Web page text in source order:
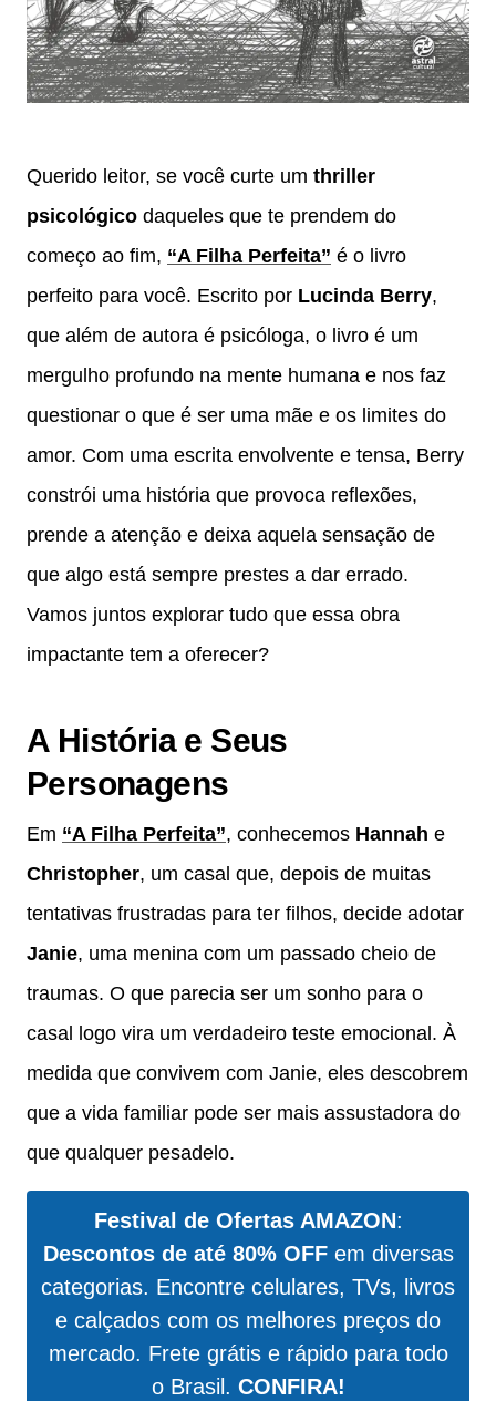
Querido leitor, se você curte um thriller
psicológico daqueles que te prendem do
começo ao fim, “A Filha Perfeita” é o livro
perfeito para você. Escrito por Lucinda Berry,
que além de autora é psicóloga, o livro é um
mergulho profundo na mente humana e nos faz
questionar o que é ser uma mãe e os limites do
amor. Com uma escrita envolvente e tensa, Berry
constrói uma história que provoca reflexões,
prende a atenção e deixa aquela sensação de
que algo está sempre prestes a dar errado.
Vamos juntos explorar tudo que essa obra
impactante tem a oferecer?
A História e Seus
Personagens
Em “A Filha Perfeita”, conhecemos Hannah e
Christopher, um casal que, depois de muitas
tentativas frustradas para ter filhos, decide adotar
Janie, uma menina com um passado cheio de
traumas. O que parecia ser um sonho para o
casal logo vira um verdadeiro teste emocional. À
medida que convivem com Janie, eles descobrem
que a vida familiar pode ser mais assustadora do
que qualquer pesadelo.
Festival de Ofertas AMAZON:
Descontos de até 80% OFFem diversas
categorias. Encontre celulares, TVs, livros
e calçados com os melhores preços do
mercado. Frete grátis e rápido para todo
o Brasil. CONFIRA!